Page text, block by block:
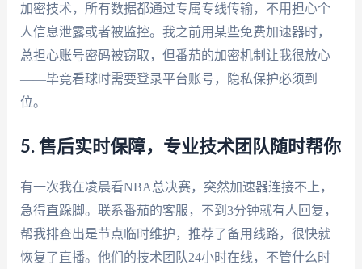
加密技术，所有数据都通过专属专线传输，不用担心个
人信息泄露或者被监控。我之前用某些免费加速器时，
总担心账号密码被窃取，但番茄的加密机制让我很放心
——毕竟看球时需要登录平台账号，隐私保护必须到
位。
5. 售后实时保障，专业技术团队随时帮你
有一次我在凌晨看NBA总决赛，突然加速器连接不上，
急得直跺脚。联系番茄的客服，不到3分钟就有人回复，
帮我排查出是节点临时维护，推荐了备用线路，很快就
恢复了直播。他们的技术团队24小时在线，不管什么时